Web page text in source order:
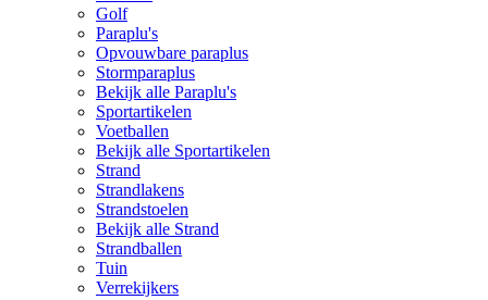
Golf
Paraplu's
Opvouwbare paraplus
Stormparaplus
Bekijk alle Paraplu's
Sportartikelen
Voetballen
Bekijk alle Sportartikelen
Strand
Strandlakens
Strandstoelen
Bekijk alle Strand
Strandballen
Tuin
Verrekijkers